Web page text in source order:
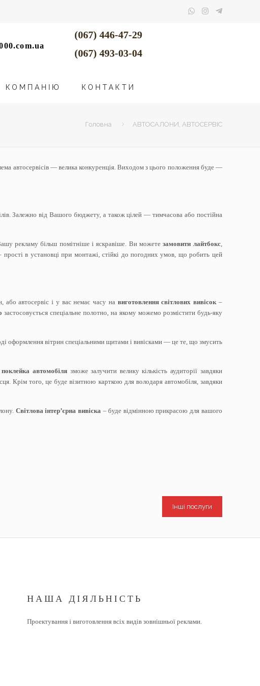
(067) 446-47-29
(067) 493-03-04
КОМПАНІЮ КОНТАКТИ
Головна АВТОСАЛОНИ, АВТОСЕРВІС
автосервісів — велика конкуренція. Виходом з цього положення буде —
Залежно від Вашого бюджету, а також цілей — тимчасова або постійна
рекламу більш помітніше і яскравіше. Ви можетезамовити лайтбокс,
прості в установці при монтажі, стійкі до погодних умов, що робить цей
або автосервіс і у вас немає часу на виготовлення світлових вивісок–
застосовується спеціальне полотно, на якому можемо розмістити будь-яку
оформлення вітрин спеціальними щитами і вивісками — це те, що змусить
поклейка автомобілязможе залучити велику кількість аудиторії завдяки
Крім того, це буде візитною карткою для володаря автомобіля, завдяки
Світлова інтер’єрна вивіска – буде відмінною прикрасою для вашого
Інші послуги
НАША ДІЯЛЬНІСТЬ
Проектування і виготовлення всіх видів зовнішньої реклами.